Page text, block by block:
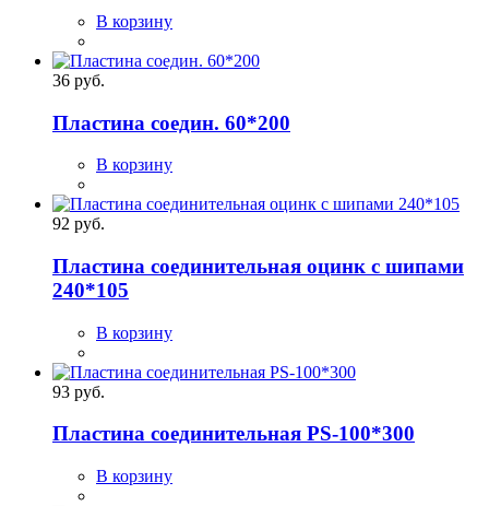
В корзину
36 руб.
Пластина соедин. 60*200
В корзину
92 руб.
Пластина соединительная оцинк с шипами
240*105
В корзину
93 руб.
Пластина соединительная PS-100*300
В корзину